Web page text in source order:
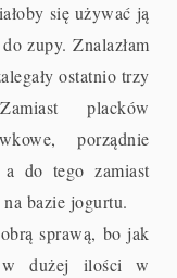
się używać ją
zupy. Znalazłam
ostatnio trzy
placków
porządnie
do tego zamiast
bazie jogurtu.
sprawą, bo jak
dużej ilości w